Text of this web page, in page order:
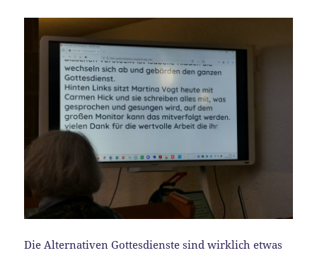
Die Alternativen Gottesdienste sind wirklich etwas